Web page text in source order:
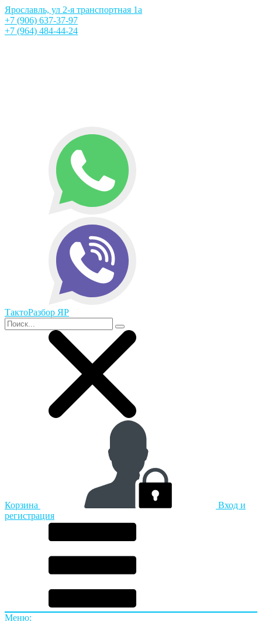
Ярославль, ул 2-я транспортная 1а
+7 (906) 637-37-97
+7 (964) 484-44-24
ТактоРазбор ЯР
Корзина
Вход и
регистрация
Меню: